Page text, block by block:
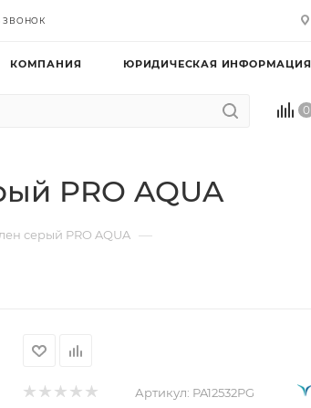
ЗВОНОК
КОМПАНИЯ ЮРИДИЧЕСКАЯ ИНФОРМАЦИЯ
0
PRO AQUA
серый PRO AQUA —
Артикул: PA12532PG